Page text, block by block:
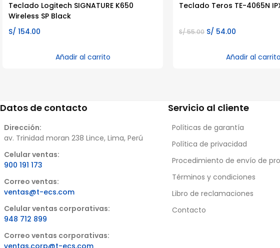
Teclado Logitech SIGNATURE K650
Wireless SP Black
S/ 154.00
Añadir al carrito
Teclado Teros TE-4065N
S/55.00 El
original
S/ 54.00
actual
Añadir al carrito
Datos de contacto
Dirección:
av. Trinidad moran 238 Lince, Lima, Perú
Celular ventas:
900 191 173
Correo ventas:
ventas@t-ecs.com
Celular ventas corporativas:
948 712 899
Correo ventas corporativas:
ventas.corp@t-ecs.com
Servicio al cliente
Políticas de garantía
Política de privacidad
Procedimiento de envío de
Términos y condiciones
Libro de reclamaciones
Contacto